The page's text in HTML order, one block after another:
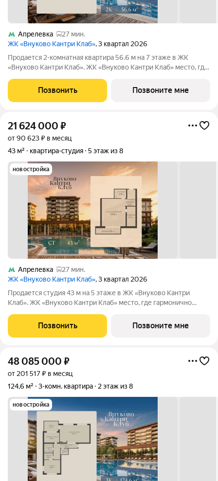
Апрелевка
27 мин.
ЖК «Внуково Кантри Клаб», 3 квартал 2026
Продается 2-комнатная квартира 56.6 м на 7 этаже в ЖК
«Внуково Кантри Клаб». ЖК «Внуково Кантри Клаб» место, где
современного мегаполиса. Пространство, созданное для тех,
кто ценит уединение,
Позвонить Позвоните мне
21 624 000 ₽
от 90 623 ₽ в месяц
43 м²
квартира-студия 5 этаж из 8
новостройка
Апрелевка
27 мин.
ЖК «Внуково Кантри Клаб», 3 квартал 2026
Продается студия 43 м на 5 этаже в ЖК «Внуково Кантри
Клаб». ЖК «Внуково Кантри Клаб» место, где гармонично
мегаполиса. Пространство, созданное для тех, кто ценит
уединение, премиальный сервис и
Позвонить Позвоните мне
48 085 000 ₽
от 201 517 ₽ в месяц
124,6 м²
3-комн. квартира 2 этаж из 8
новостройка